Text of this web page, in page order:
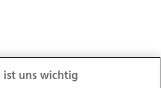
ist uns wichtig